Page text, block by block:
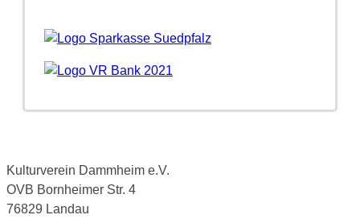
Kulturverein Dammheim e.V.
OVB Bornheimer Str. 4
76829 Landau